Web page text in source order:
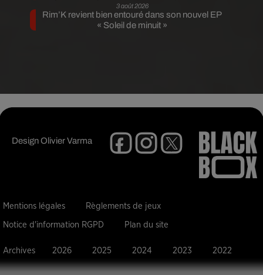
3 août 2026
Rim’K revient bien entouré dans son nouvel EP
« Soleil de minuit »
DesignOlivier Varma
Mentions légales Règlements de jeux
Notice d'information RGPD Plan du site
Archives 2026 2025 2024 2023 2022